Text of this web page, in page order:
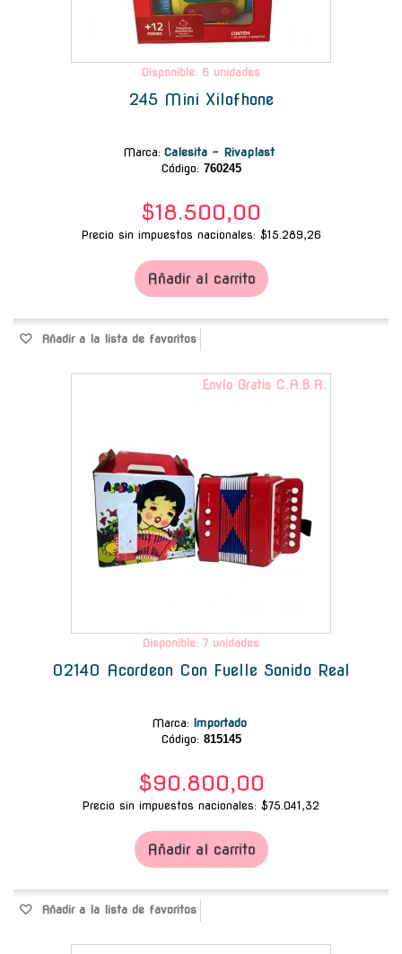
Disponible: 6 unidades
245 Mini Xilofhone
Marca: Calesita - Rivaplast
Código: 760245
$18.500,00
Precio sin impuestos nacionales: $15.289,26
Añadir al carrito
Añadir a la lista de favoritos
Envío Gratis C.A.B.A.
Disponible: 7 unidades
02140 Acordeon Con Fuelle Sonido Real
Marca: Importado
Código: 815145
$90.800,00
Precio sin impuestos nacionales: $75.041,32
Añadir al carrito
Añadir a la lista de favoritos